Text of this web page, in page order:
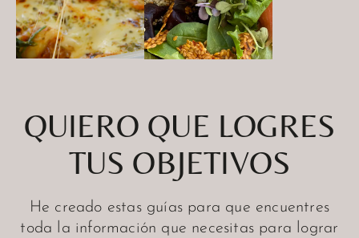
QUIERO QUE LOGRES
TUS OBJETIVOS
He creado estas guías para que encuentres
toda la información que necesitas para lograr